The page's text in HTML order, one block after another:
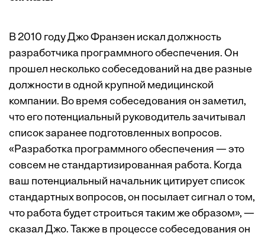
В 2010 году Джо Франзен искал должность
разработчика программного обеспечения. Он
прошел несколько собеседований на две разные
должности в одной крупной медицинской
компании. Во время собеседования он заметил,
что его потенциальный руководитель зачитывал
список заранее подготовленных вопросов.
«Разработка программного обеспечения — это
совсем не стандартизированная работа. Когда
ваш потенциальный начальник цитирует список
стандартных вопросов, он посылает сигнал о том,
что работа будет строиться таким же образом», —
сказал Джо. Также в процессе собеседования он